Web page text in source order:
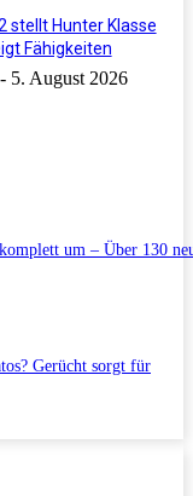
stellt Hunter Klasse
Fähigkeiten
- 5. August 2026
um – Über 130
Gerücht sorgt für